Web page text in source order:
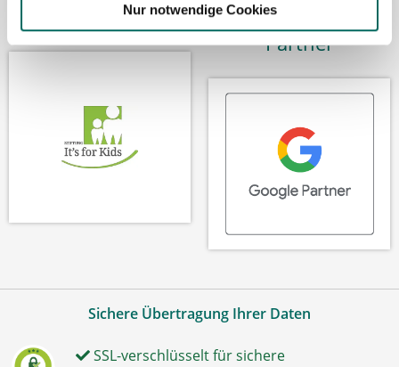
Nur notwendige Cookies
Wir fördern
Wir sind Google-
Partner
Sichere Übertragung Ihrer Daten
SSL-verschlüsselt für sichere